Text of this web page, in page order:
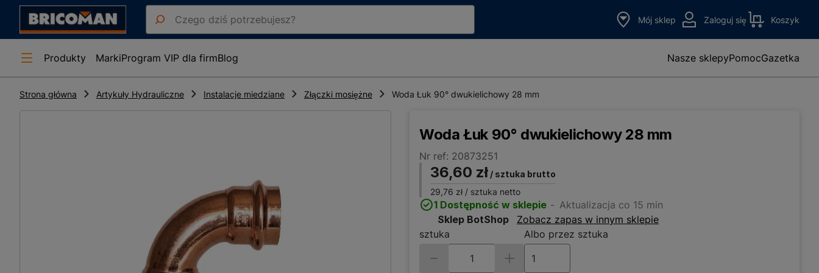
Mój sklep Zaloguj się Koszyk
Produkty MarkiProgram VIP dla firmBlog Nasze sklepyPomocGazetka
Strona główna Artykuły Hydrauliczne Instalacje miedziane Złączki mosiężne Woda Łuk 90° dwukielichowy 28 mm
Woda Łuk 90° dwukielichowy 28 mm
Nr ref: 20873251
36,60 zł / sztuka brutto
29,76 zł / sztuka netto
1 Dostępność w sklepie
Aktualizacja co 15 min
Sklep BotShop
Zobacz zapas w innym sklepie
sztuka
Albo przez sztuka